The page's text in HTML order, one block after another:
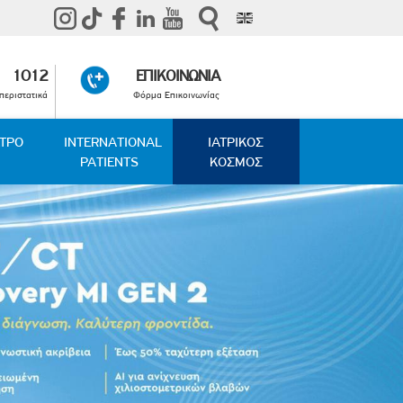
1012 ΕΠΙΚΟΙΝΩΝΙΑ
Φόρμα Επικοινωνίας
INTERNATIONAL
PATIENTS
ΙΑΤΡΙΚΟΣ
ΚΟΣΜΟΣ